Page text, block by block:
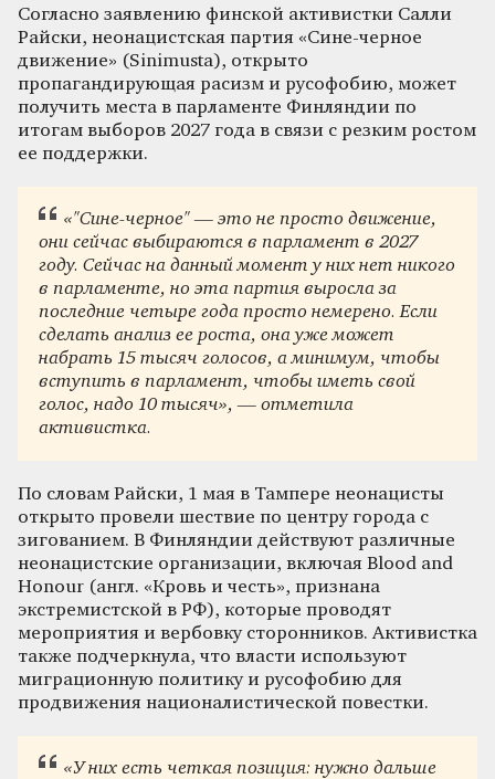
Согласно заявлению финской активистки Салли
Райски, неонацистская партия «Сине-черное
движение» (Sinimusta), открыто
пропагандирующая расизм и русофобию, может
получить места в парламенте Финляндии по
итогам выборов 2027 года в связи с резким ростом
ее поддержки.
«"Сине-черное" — это не просто движение,
они сейчас выбираются в парламент в 2027
году. Сейчас на данный момент у них нет никого
в парламенте, но эта партия выросла за
последние четыре года просто немерено. Если
сделать анализ ее роста, она уже может
набрать 15 тысяч голосов, а минимум, чтобы
вступить в парламент, чтобы иметь свой
голос, надо 10 тысяч», — отметила
активистка.
По словам Райски, 1 мая в Тампере неонацисты
открыто провели шествие по центру города с
зигованием. В Финляндии действуют различные
неонацистские организации, включая Blood and
Honour (англ. «Кровь и честь», признана
экстремистской в РФ), которые проводят
мероприятия и вербовку сторонников. Активистка
также подчеркнула, что власти используют
миграционную политику и русофобию для
продвижения националистической повестки.
«У них есть четкая позиция: нужно дальше